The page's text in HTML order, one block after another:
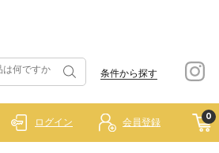
条件から探す
0
ログイン 会員登録